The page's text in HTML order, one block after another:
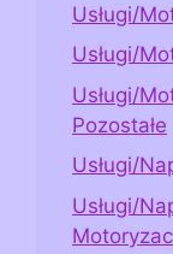
Usługi/
Usługi/
Usługi/
Pozostałe
Usługi/
Usługi/